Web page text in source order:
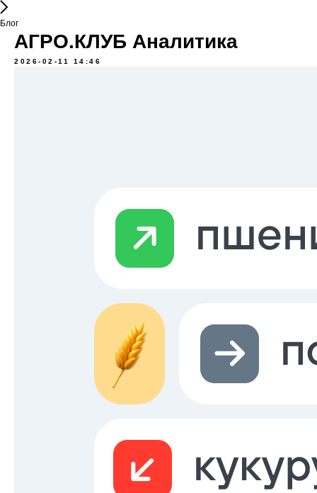
Блог
АГРО.КЛУБ Аналитика
2026-02-11 14:46